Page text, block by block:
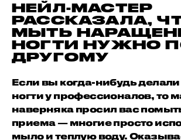
НЕЙЛ-МАСТЕР
РАССКАЗАЛА,
МЫТЬ
НОГТИ НУЖНО
ДРУГОМУ
Если вы когда-нибудь
ногти у профессионалов, то
наверняка просил вас
приема — многие просто
мыло и теплую воду.